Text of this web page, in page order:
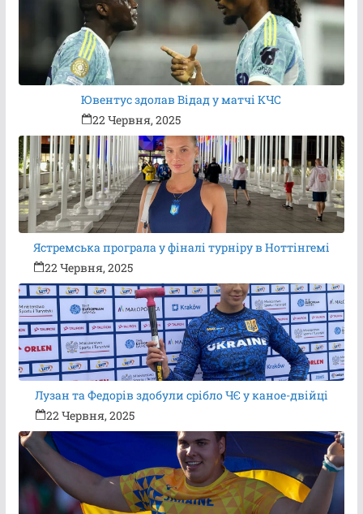
Ювентус здолав Відад у матчі КЧС
22 Червня, 2025
Ястремська програла у фіналі турніру в Ноттінгемі
22 Червня, 2025
Лузан та Федорів здобули срібло ЧЄ у каное-двійці
22 Червня, 2025